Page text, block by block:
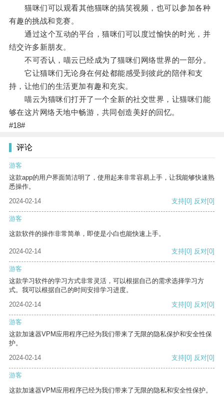
猫咪们可以观看其他猫咪的搞笑视频，也可以参加各种
有趣的挑战和竞赛。
通过这个互动的平台，猫咪们可以度过愉快的时光，并
结交许多新朋友。
不可否认，喵云已经成为了猫咪们网络世界的一部分。
它让猫咪们无论身在何处都能感受到彼此的陪伴和支
持，让他们的生活更加有趣和充实。
喵云为猫咪们打开了一个全新的社交世界，让猫咪们能
够在这片网络天地中畅游，共同创造美好的回忆。
#18#
评论
游客
这款app的用户界面简洁明了，使用起来非常容易上手，让我能够快速熟
悉操作。
2024-02-14
支持[0] 反对[0]
游客
这款软件的操作非常简单，即使是小白也能快速上手。
2024-02-14 支持[0] 反对[0]
游客
这款学习软件的学习方式非常灵活，可以根据自己的需求选择学习方
式。我可以根据自己的时间安排学习进度。
2024-02-14
支持[0] 反对[0]
游客
这款加速器VPM应用程序已经为我们带来了无限的隐私保护和安全性保
护。
2024-02-14
支持[0] 反对[0]
游客
这款加速器VPM应用程序已经为我们带来了无限的隐私和安全性保护。